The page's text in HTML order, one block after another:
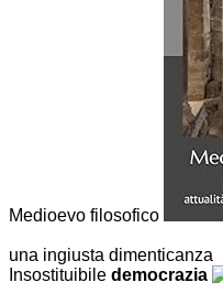
Medioevo filosofico
una ingiusta dimenticanza
Insostituibile democrazia